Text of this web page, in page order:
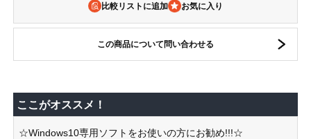
比較リストに追加
この商品について問い合わせる
ここがオススメ！
☆Windows10専用ソフトをお使いの方にお勧め!!!☆